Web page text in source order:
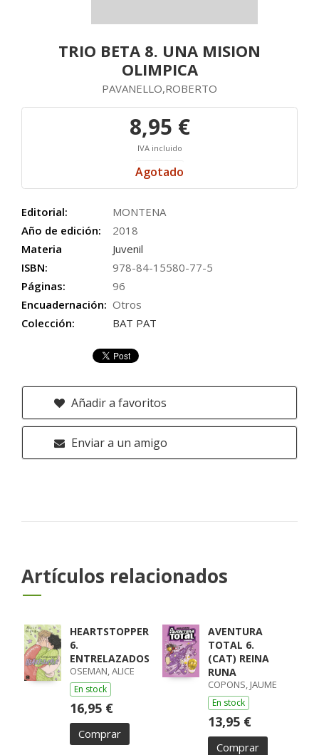
TRIO BETA 8. UNA MISION
OLIMPICA
PAVANELLO,ROBERTO
8,95 €
IVA incluido
Agotado
Editorial:
MONTENA
Año de edición:
2018
Materia
Juvenil
ISBN:
978-84-15580-77-5
Páginas:
96
Encuadernación: Otros
Colección:
BAT PAT
Añadir a favoritos
Enviar a un amigo
Artículos relacionados
HEARTSTOPPER
6.
ENTRELAZADOS
OSEMAN, ALICE
En stock
16,95 €
Comprar
AVENTURA
TOTAL 6.
(CAT) REINA
RUNA
COPONS, JAUME
En stock
13,95 €
Comprar